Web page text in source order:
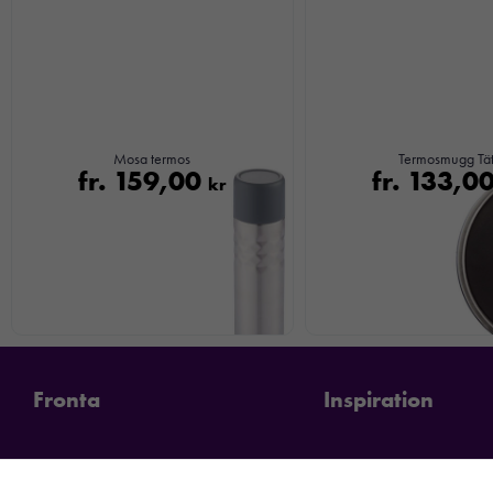
Mosa termos
fr. 159,00 kr
Termosmugg Tät
fr.
Fronta Inspiration